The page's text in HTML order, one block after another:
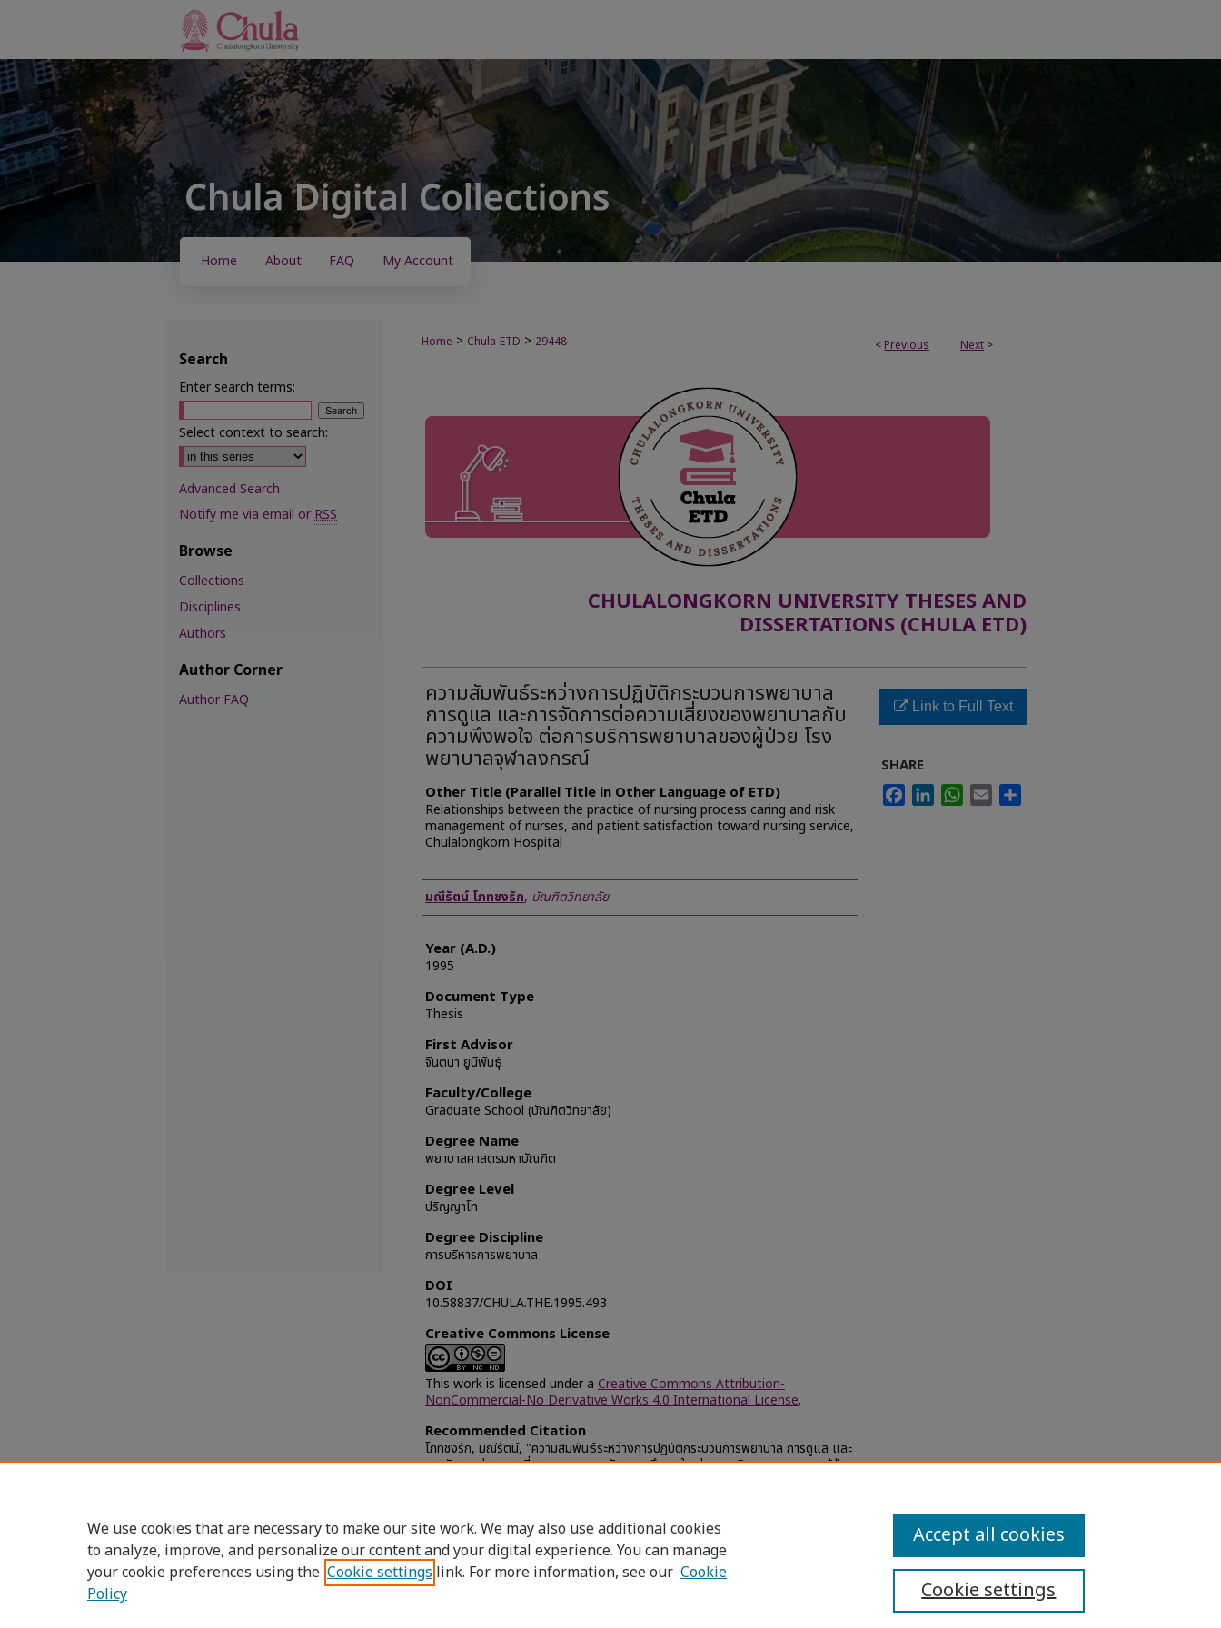
Home About FAQ My Account
< Previous Next >
Home > Chula-ETD > 29448
CHULALONGKORN UNIVERSITY THESES AND
DISSERTATIONS (CHULA ETD)
ความสัมพันธ์ระหว่างการปฏิบัติกระบวนการพยาบาล
การดูแล และการจัดการต่อความเสี่ยงของพยาบาลกับ
ความพึงพอใจ ต่อการบริการพยาบาลของผู้ป่วย โรง
พยาบาลจุฬาลงกรณ์
Other Title (Parallel Title in Other Language of ETD)
Relationships between the practice of nursing process caring and risk
management of nurses, and patient satisfaction toward nursing service,
Chulalongkorn Hospital
Author
มณีรัตน์ โภทชงรัก, บัณฑิตวิทยาลัย
Year (A.D.)
1995
Document Type
Thesis
First Advisor
จินตนา ยูนิพันธุ์
Faculty/College
Graduate School (บัณฑิตวิทยาลัย)
Degree Name
พยาบาลศาสตรมหาบัณฑิต
Degree Level
ปริญญาโท
Degree Discipline
การบริหารการพยาบาล
DOI
10.58837/CHULA.THE.1995.493
Creative Commons License
This work is licensed under a Creative Commons Attribution-
NonCommercial-No Derivative Works 4.0 International License.
Recommended Citation
โภทชงรัก, มณีรัตน์, "ความสัมพันธ์ระหว่างการปฏิบัติกระบวนการพยาบาล การดูแล และ
การจัดการต่อความเสี่ยงของพยาบาลกับความพึงพอใจ ต่อการบริการพยาบาลของผู้ป่วย
Link to Full Text
SHARE
FacebookLinkedInWhatsApp
Email
Search
Enter search terms:
Select context to search:
Advanced Search
Notify me via email or RSS
Browse
Collections
Disciplines
Authors
Author Corner
Author FAQ
Accessibility Statement
We use cookies that are necessary to make our site work. We may also use additional cookies
to analyze, improve, and personalize our content and your digital experience. You can manage
your cookie preferences using the Cookie settings link. For more information, see our Cookie
Policy
Cookie settings
Accept all cookies